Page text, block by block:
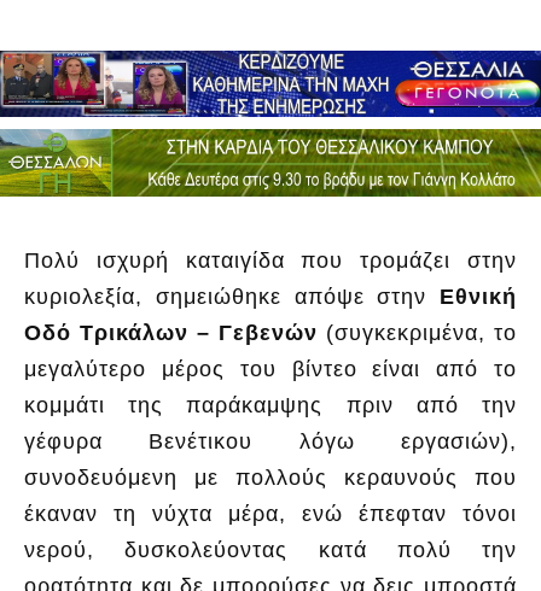
Πολύ ισχυρή καταιγίδα που τρομάζει στην
κυριολεξία, σημειώθηκε απόψε στην Εθνική
Οδό Τρικάλων – Γεβενών (συγκεκριμένα, το
μεγαλύτερο μέρος του βίντεο είναι από το
κομμάτι της παράκαμψης πριν από την
γέφυρα Βενέτικου λόγω εργασιών),
συνοδευόμενη με πολλούς κεραυνούς που
έκαναν τη νύχτα μέρα, ενώ έπεφταν τόνοι
νερού, δυσκολεύοντας κατά πολύ την
ορατότητα και δε μπορούσες να δεις μπροστά